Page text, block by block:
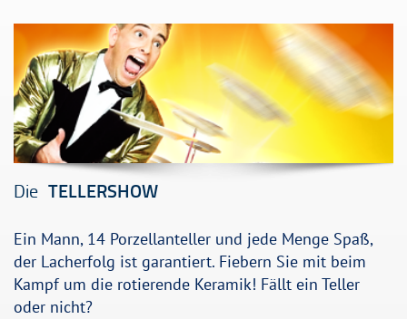
Die TELLERSHOW
Ein Mann, 14 Porzellanteller und jede Menge Spaß,
der Lacherfolg ist garantiert. Fiebern Sie mit beim
Kampf um die rotierende Keramik! Fällt ein Teller
oder nicht?